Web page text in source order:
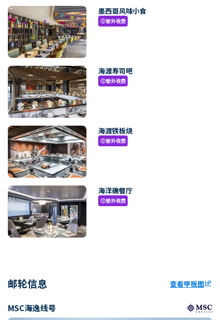
墨西哥风味小食
paid额外收费
海渡寿司吧
paid额外收费
海渡铁板烧
paid额外收费
海洋礁餐厅
paid额外收费
邮轮信息 查看甲板图ungroup
MSC海逸线号